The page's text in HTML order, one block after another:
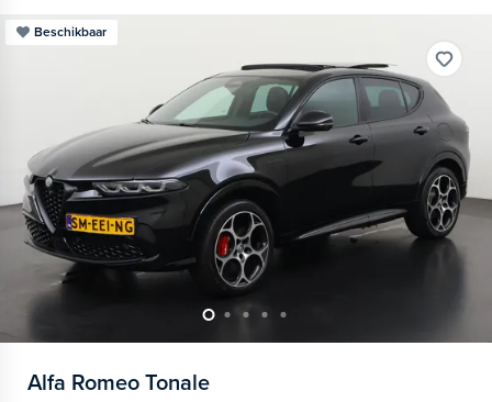
Beschikbaar
Alfa Romeo Tonale